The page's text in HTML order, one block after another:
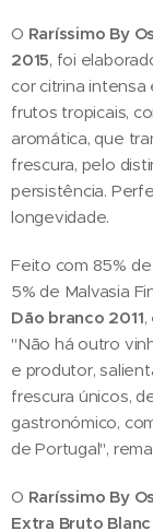
O Raríssimo By
2015, foi
cor citrina intensa
frutos tropicais,
aromática, que
frescura, pelo
persistência.
longevidade.
Feito com 85% de
5% de Malvasia
Dão branco 2011
"Não há outro
e produtor,
frescura únicos,
gastronómico,
de Portugal",
O Raríssimo By
Extra Bruto